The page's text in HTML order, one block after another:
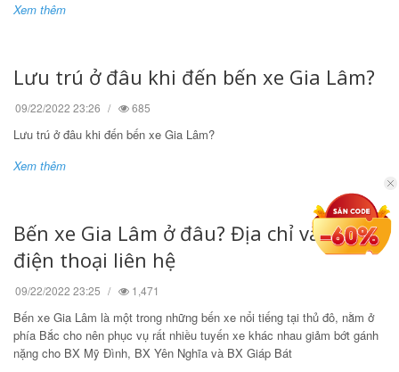
Xem thêm
Lưu trú ở đâu khi đến bến xe Gia Lâm?
09/22/2022 23:26 685
Lưu trú ở đâu khi đến bến xe Gia Lâm?
Xem thêm
Bến xe Gia Lâm ở đâu? Địa chỉ và số
điện thoại liên hệ
09/22/2022 23:25 1,471
Bến xe Gia Lâm là một trong những bến xe nổi tiếng tại thủ đô, nằm ở
phía Bắc cho nên phục vụ rất nhiều tuyến xe khác nhau giảm bớt gánh
nặng cho BX Mỹ Đình, BX Yên Nghĩa và BX Giáp Bát